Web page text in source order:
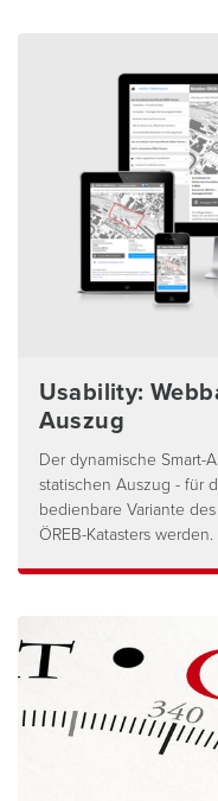
Usability:
Auszug
Der dynamische Smart-
statischen Auszug - für
bedienbare Variante
ÖREB-Katasters werden.